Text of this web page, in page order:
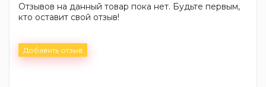
Отзывов на данный товар пока нет. Будьте первым,
кто оставит свой отзыв!
Добавить отзыв